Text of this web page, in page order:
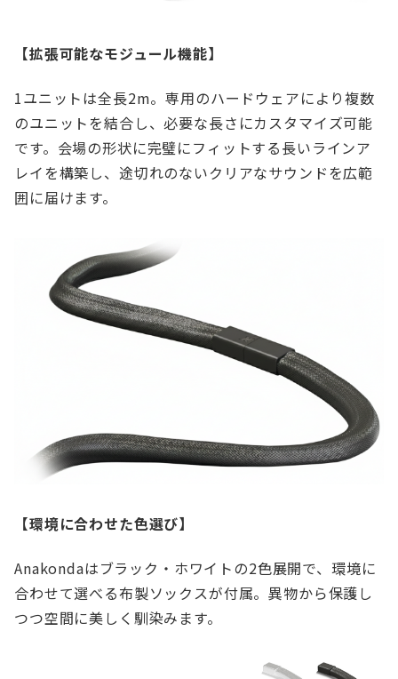
【拡張可能なモジュール機能】
1ユニットは全長2m。専用のハードウェアにより複数
のユニットを結合し、必要な長さにカスタマイズ可能
です。会場の形状に完璧にフィットする長いラインア
レイを構築し、途切れのないクリアなサウンドを広範
囲に届けます。
【環境に合わせた色選び】
Anakondaはブラック・ホワイトの2色展開で、環境に
合わせて選べる布製ソックスが付属。異物から保護し
つつ空間に美しく馴染みます。